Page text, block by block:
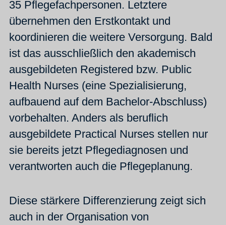
35 Pflegefachpersonen. Letztere
übernehmen den Erstkontakt und
koordinieren die weitere Versorgung. Bald
ist das ausschließlich den akademisch
ausgebildeten Registered bzw. Public
Health Nurses (eine Spezialisierung,
aufbauend auf dem Bachelor-Abschluss)
vorbehalten. Anders als beruflich
ausgebildete Practical Nurses stellen nur
sie bereits jetzt Pflegediagnosen und
verantworten auch die Pflegeplanung.
Diese stärkere Differenzierung zeigt sich
auch in der Organisation von